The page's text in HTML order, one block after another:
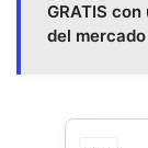
GRATIS
del mercado